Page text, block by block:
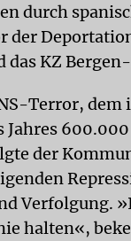
durch
der
das KZ
Terror, dem
600.000
der
Verfolgung.
halten«,